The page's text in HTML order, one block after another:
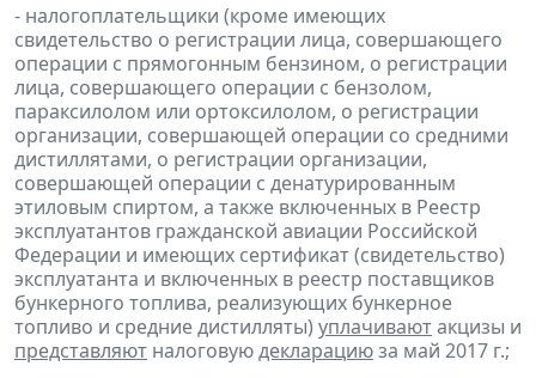
- налогоплательщики (кроме имеющих
свидетельство о регистрации лица, совершающего
операции с прямогонным бензином, о регистрации
лица, совершающего операции с бензолом,
параксилолом или ортоксилолом, о регистрации
организации, совершающей операции со средними
дистиллятами, о регистрации организации,
совершающей операции с денатурированным
этиловым спиртом, а также включенных в Реестр
эксплуатантов гражданской авиации Российской
Федерации и имеющих сертификат (свидетельство)
эксплуатанта и включенных в реестр поставщиков
бункерного топлива, реализующих бункерное
топливо и средние дистилляты) уплачиваютакцизы и
представляют налоговуюдекларациюза май 2017 г.;